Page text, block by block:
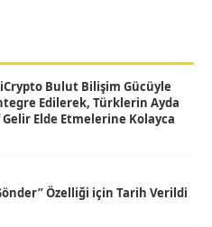
Bulut Bilişim Gücüyle
Edilerek, Türklerin Ayda
Gelir Elde Etmelerine Kolayca
Özelliği için Tarih Verildi